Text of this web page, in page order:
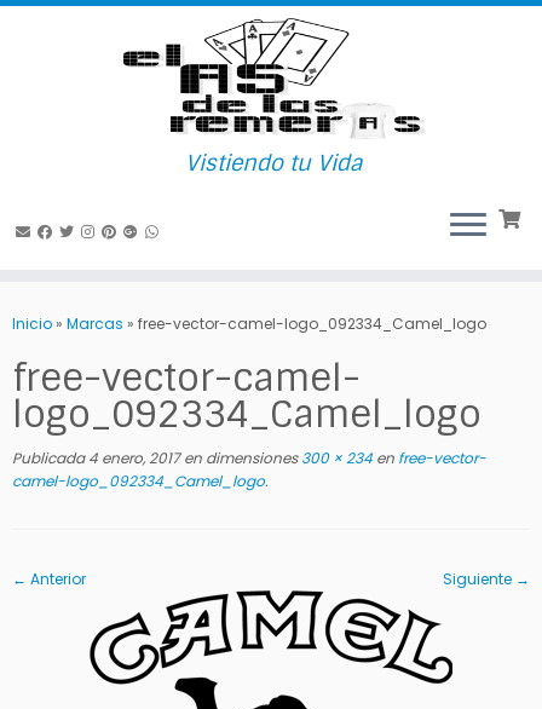
al
Vistiendo tu Vida
Inicio » Marcas » free-vector-camel-logo_092334_Camel_logo
free-vector-camel-
logo_092334_Camel_logo
Publicada 4 enero, 2017en dimensiones300 × 234 en free-vector-
camel-logo_092334_Camel_logo.
← Anterior Siguiente →